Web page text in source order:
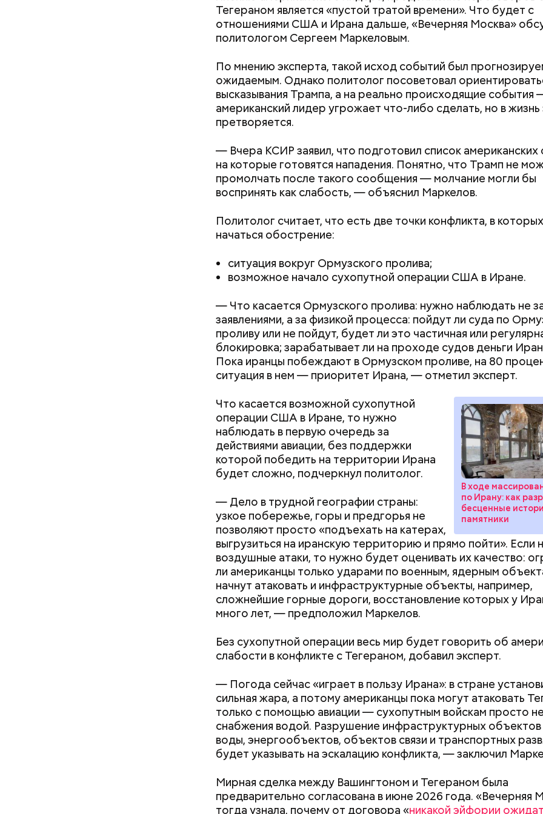
Тегераном является «пустой тратой времени». Что будет с
отношениями США и Ирана дальше, «Вечерняя Москва»
политологом Сергеем Маркеловым.
По мнению эксперта, такой исход событий был
ожидаемым. Однако политолог посоветовал
высказывания Трампа, а на реально происходящие события
американский лидер угрожает что-либо сделать, но в жизнь
претворяется.
— Вчера КСИР заявил, что подготовил список американских
на которые готовятся нападения. Понятно, что Трамп не
промолчать после такого сообщения — молчание могли бы
воспринять как слабость, — объяснил Маркелов.
Политолог считает, что есть две точки конфликта, в
начаться обострение:
ситуация вокруг Ормузского пролива;
возможное начало сухопутной операции США в Иране.
— Что касается Ормузского пролива: нужно наблюдать не
заявлениями, а за физикой процесса: пойдут ли суда по
проливу или не пойдут, будет ли это частичная или
блокировка; зарабатывает ли на проходе судов деньги
Пока иранцы побеждают в Ормузском проливе, на 80
ситуация в нем — приоритет Ирана, — отметил эксперт.
В ходе
по Ирану: как
бесценные
памятники
Что касается возможной сухопутной
операции США в Иране, то нужно
наблюдать в первую очередь за
действиями авиации, без поддержки
которой победить на территории Ирана
будет сложно, подчеркнул политолог.
— Дело в трудной географии страны:
узкое побережье, горы и предгорья не
позволяют просто «подъехать на катерах,
выгрузиться на иранскую территорию и прямо пойти». Если
воздушные атаки, то нужно будет оценивать их качество:
ли американцы только ударами по военным, ядерным
начнут атаковать и инфраструктурные объекты, например,
сложнейшие горные дороги, восстановление которых у
много лет, — предположил Маркелов.
Без сухопутной операции весь мир будет говорить об
слабости в конфликте с Тегераном, добавил эксперт.
— Погода сейчас «играет в пользу Ирана»: в стране
сильная жара, а потому американцы пока могут атаковать
только с помощью авиации — сухопутным войскам просто
снабжения водой. Разрушение инфраструктурных объектов
воды, энергообъектов, объектов связи и транспортных
будет указывать на эскалацию конфликта, — заключил
Мирная сделка между Вашингтоном и Тегераном была
предварительно согласована в июне 2026 года. «Вечерняя
тогда узнала, почему от договора «никакой эйфории
Температура воды здесь круглый год составляет 36
поэтому купаться в этих источниках приятно и к тому же
Однако стоит быть осторожным: ходить здесь можно
обуви, но чтобы не поскользнуться, лучше взять носки или
тапочки для душа.
Остров Сокотра, Йемен
Фото: Shutterstock
Фото: Shutterstock
В отличие от остальных супермиллиардеров Стив Балмер не
собственный продукт, а примкнул к уже созданной
Microsoft. Он стал 30-м сотрудником, который стал
корпорации, вместе с зарплатой Балмер также получал часть
Он находился на посту менеджера, занимался наймом
продажей продуктов. В 2000 году Балмер сменил Билла
посту генерального директора. Им он оставался до 2014
чего ушел с поста, но остался держателем акций компании.
состояние оценивается в 126 миллиардов долларов.
Людей разбросало по
проезжей части: как
легковушка сбила толпу
пешеходов в Омске
«Семьей это
сложно»: как
смартфона
паре
Как поменять батареи дома и
не получить штраф
Как получить до
рублей от
трудной
претендовать и
документы